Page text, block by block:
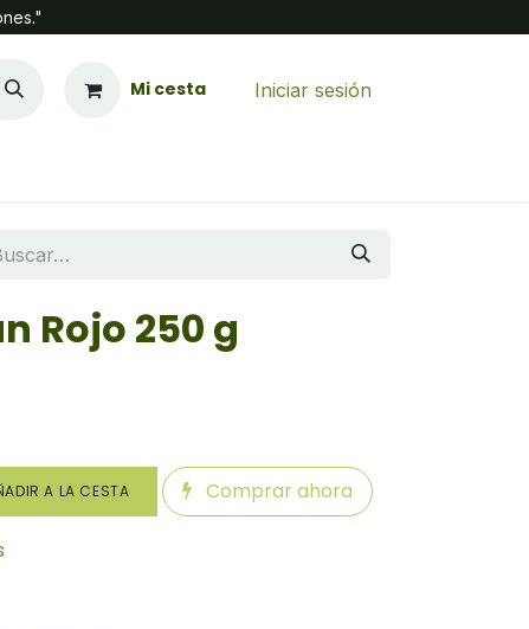
Mi cesta Iniciar sesión
Rojo 250 g
A LA CESTA Comprar ahora